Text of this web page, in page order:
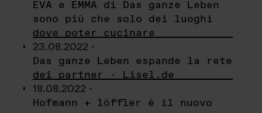
EVA e EMMA di Das ganze Leben
sono più che solo dei luoghi
dove poter cucinare
23.08.2022 -
Das ganze Leben espande la rete
dei partner - Lisel.de
18.08.2022 -
Hofmann + löffler è il nuovo